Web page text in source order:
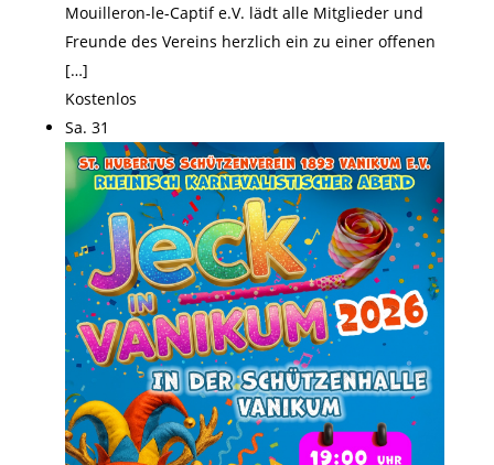
Mouilleron-le-Captif e.V. lädt alle Mitglieder und
Freunde des Vereins herzlich ein zu einer offenen
[…]
Kostenlos
Sa. 31